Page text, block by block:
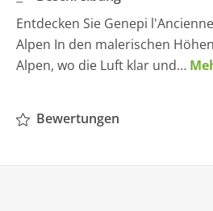
Entdecken Sie Genepi
Alpen In den malerischen
Alpen, wo die Luft klar und…
Bewertungen